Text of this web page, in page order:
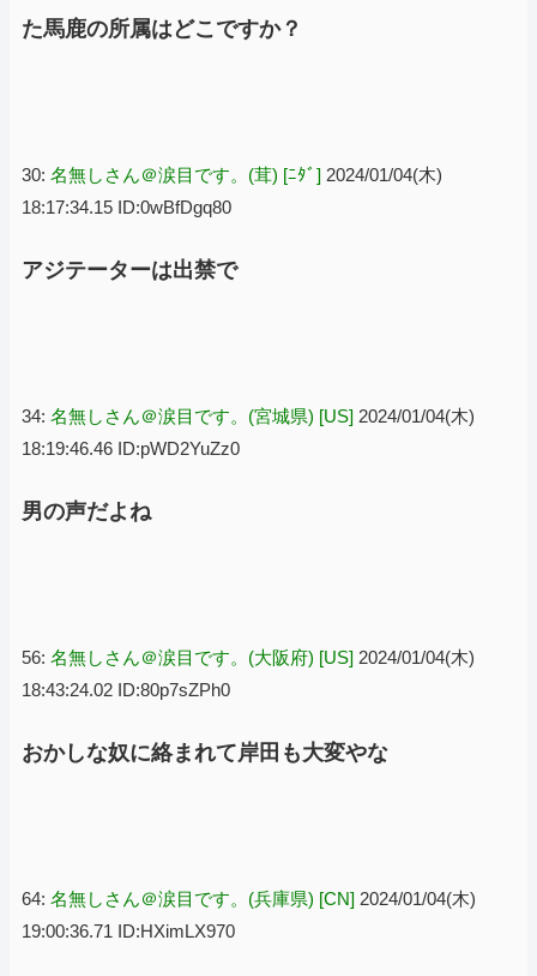
た馬鹿の所属はどこですか？
30: 名無しさん＠涙目です。(茸) [ﾆﾀﾞ] 2024/01/04(木)
18:17:34.15 ID:0wBfDgq80
アジテーターは出禁で
34: 名無しさん＠涙目です。(宮城県) [US] 2024/01/04(木)
18:19:46.46 ID:pWD2YuZz0
男の声だよね
56: 名無しさん＠涙目です。(大阪府) [US] 2024/01/04(木)
18:43:24.02 ID:80p7sZPh0
おかしな奴に絡まれて岸田も大変やな
64: 名無しさん＠涙目です。(兵庫県) [CN] 2024/01/04(木)
19:00:36.71 ID:HXimLX970